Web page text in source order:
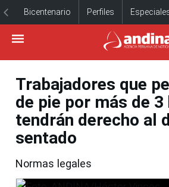
Bicentenario Perfiles
Trabajadores que
de pie por más de 3
tendrán derecho al
sentado
Normas legales